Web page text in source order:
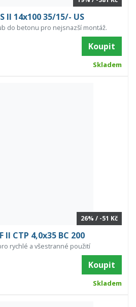
II 14x100 35/15/- US
do betonu pro nejsnazší montáž.
Koupit
Skladem
26% / -51 Kč
II CTP 4,0x35 BC 200
rychlé a všestranné použití
Koupit
Skladem